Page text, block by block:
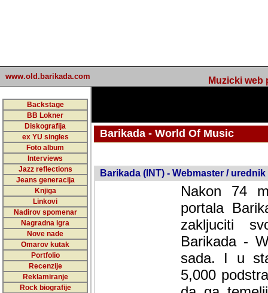
www.old.barikada.com Muzicki web
Backstage
BB Lokner
Diskografija
ex YU singles
Foto album
Interviews
Jazz reflections
Jeans generacija
Knjiga
Linkovi
Nadirov spomenar
Nagradna igra
Nove nade
Omarov kutak
Portfolio
Recenzije
Reklamiranje
Rock biografije
Barikada - World Of Music
Barikada (INT) - Webmaster / urednik
Nakon 74
portala
zakljuciti
Barikada -
sada. I u
5,000